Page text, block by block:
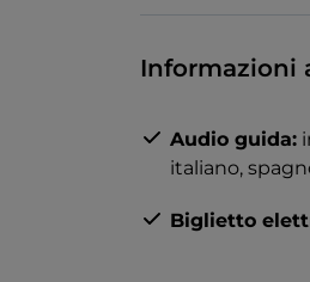
Termina la
di Bologna!
Informazioni
Audio guida:
italiano,
Biglietto